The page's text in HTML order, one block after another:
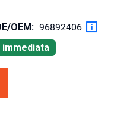
OEM: 96892406
immediata